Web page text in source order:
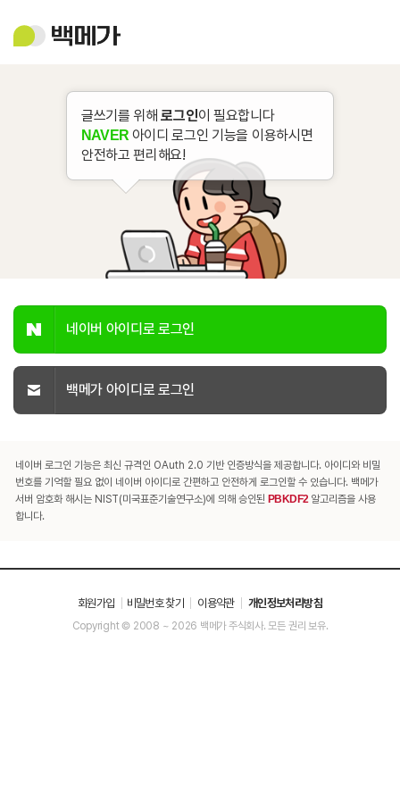
백
메
글쓰기를 위해로그인이 필요합니다
NAVER 아이디 로그인 기능을 이용하시면
안전하고 편리해요!
네이버 아이디로 로그인
백메가 아이디로 로그인
네이버 로그인 기능은 최신 규격인 OAuth 2.0 기반 인증방식을 제공합니다. 아이디와 비밀
번호를 기억할 필요 없이 네이버 아이디로 간편하고 안전하게 로그인할 수 있습니다. 백메가
서버 암호화 해시는 NIST(미국표준기술연구소)에 의해 승인된 PBKDF2알고리즘을 사용
합니다.
회원가입 비밀번호 찾기 이용약관 개인정보처리방침
Copyright © 2008 ~ 2026 백메가 주식회사. 모든 권리 보유.